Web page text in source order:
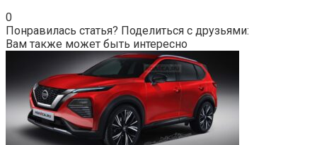
0
Понравилась статья? Поделиться с друзьями:
Вам также может быть интересно